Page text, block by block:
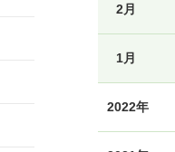
2月
1月
2022年